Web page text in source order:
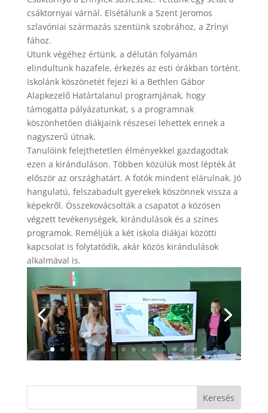
csáktornyai várnál. Elsétálunk a Szent Jeromos
szlavóniai származás szentünk szobrához, a Zrínyi
fához.
Utunk végéhez értünk, a délután folyamán
elindultunk hazafele, érkezés az esti órákban történt.
Iskolánk köszönetét fejezi ki a Bethlen Gábor
Alapkezelő Határtalanul programjának, hogy
támogatta pályázatunkat, s a programnak
köszönhetően diákjaink részesei lehettek ennek a
nagyszerű útnak.
Tanulóink felejthetetlen élményekkel gazdagodtak
ezen a kiránduláson. Többen közülük most lépték át
először az országhatárt. A fotók mindent elárulnak. Jó
hangulatú, felszabadult gyerekek köszönnek vissza a
képekről. Összekovácsolták a csapatot a közösen
végzett tevékenységek, kirándulások és a színes
programok. Reméljük a két iskola diákjai közötti
kapcsolat is folytatódik, akár közös kirándulások
alkalmával is.